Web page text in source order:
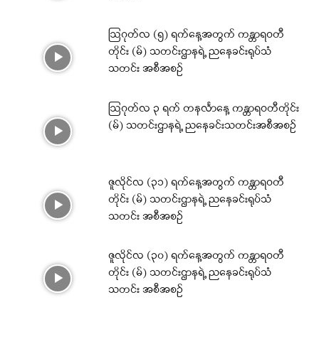
ဩဂုတ်လ (၅) ရက်နေ့အတွက် ကန္တာရဝတီ
တိုင်း (မ်) သတင်းဌာနရဲ့ ညနေခင်းရုပ်သံ
သတင်း အစီအစဉ်
ဩဂုတ်လ ၃ ရက် တနင်္လာနေ့ ကန္တာရဝတီတိုင်း
(မ်) သတင်းဌာနရဲ့ ညနေခင်းသတင်းအစီအစဉ်
ဇူလိုင်လ (၃၁) ရက်နေ့အတွက် ကန္တာရဝတီ
တိုင်း (မ်) သတင်းဌာနရဲ့ ညနေခင်းရုပ်သံ
သတင်း အစီအစဉ်
ဇူလိုင်လ (၃၀) ရက်နေ့အတွက် ကန္တာရဝတီ
တိုင်း (မ်) သတင်းဌာနရဲ့ ညနေခင်းရုပ်သံ
သတင်း အစီအစဉ်